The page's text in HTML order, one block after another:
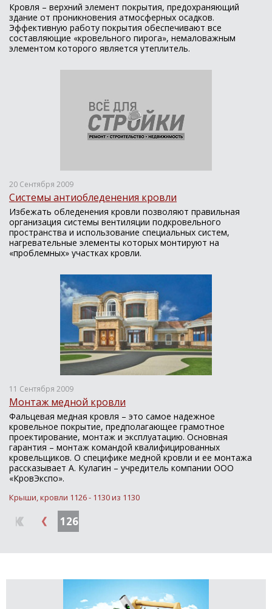
Кровля – верхний элемент покрытия, предохраняющий
здание от проникновения атмосферных осадков.
Эффективную работу покрытия обеспечивают все
составляющие «кровельного пирога», немаловажным
элементом которого является утеплитель.
20 Сентября 2009
Системы антиобледенения кровли
Избежать обледенения кровли позволяют правильная
организация системы вентиляции подкровельного
пространства и использование специальных систем,
нагревательные элементы которых монтируют на
«проблемных» участках кровли.
11 Сентября 2009
Монтаж медной кровли
Фальцевая медная кровля – это самое надежное
кровельное покрытие, предполагающее грамотное
проектирование, монтаж и эксплуатацию. Основная
гарантия – монтаж командой квалифицированных
кровельщиков. О специфике медной кровли и ее монтажа
рассказывает А. Кулагин – учредитель компании ООО
«КровЭкспо».
Крыши, кровли 1126 - 1130 из 1130
126